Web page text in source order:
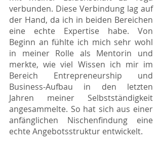
verbunden. Diese Verbindung lag auf
der Hand, da ich in beiden Bereichen
eine echte Expertise habe. Von
Beginn an fühlte ich mich sehr wohl
in meiner Rolle als Mentorin und
merkte, wie viel Wissen ich mir im
Bereich Entrepreneurship und
Business-Aufbau in den letzten
Jahren meiner Selbstständigkeit
angesammelte. So hat sich aus einer
anfänglichen Nischenfindung eine
echte Angebotsstruktur entwickelt.